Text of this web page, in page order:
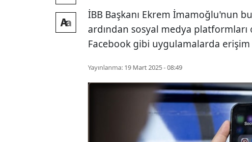
İBB Başkanı Ekrem İmamoğlu'nun
ardından sosyal medya
Facebook gibi uygulamalarda erişim
Yayınlanma: 19 Mart 2025 - 08:49